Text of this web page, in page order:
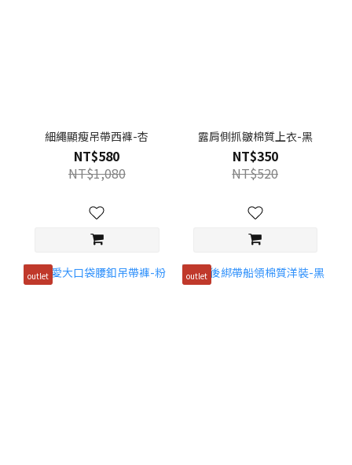
細繩顯瘦吊帶西褲-杏
NT$580
NT$1,080
露肩側抓皺棉質上衣-黑
NT$350
NT$520
outlet outlet